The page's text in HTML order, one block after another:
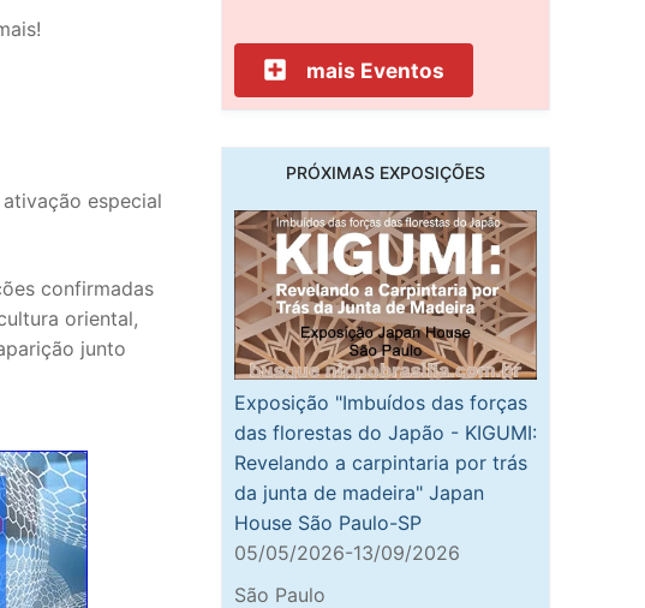
especial
confirmadas
oriental,
junto
mais Eventos
PRÓXIMAS EXPOSIÇÕES
Exposição "Imbuídos das forças
das florestas do Japão - KIGUMI:
Revelando a carpintaria por trás
da junta de madeira" Japan
House São Paulo-SP
05/05/2026-13/09/2026
São Paulo